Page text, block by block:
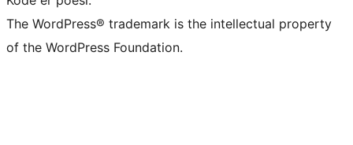
The WordPress® trademark is the intellectual property
of the WordPress Foundation.